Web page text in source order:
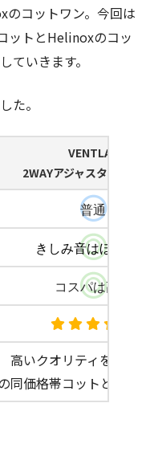
コットワン。今回は
ットとHelinoxのコッ
ていきます。
た。
VENTLAX
2WAYアジャスタブルコ
普通
きしみ音はほぼ無い
コスパは高い
高いクオリティを手頃
同価格帯コットと比べ